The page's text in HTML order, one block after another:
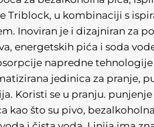
Triblock, u kombinaciji s
Inoviran je i dizajniran za
energetskih pića i soda
napredne
jedinica za pranje,
Koristi se u pranju.
kao što su pivo,